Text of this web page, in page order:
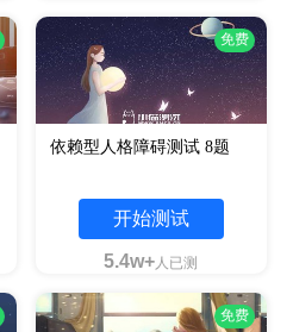
免费
依赖型人格障碍测试 8题
开始测试
5.4w+人已测
免费